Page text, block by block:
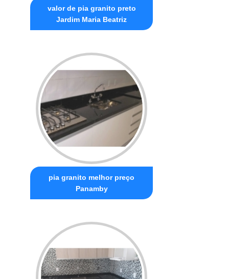
valor de pia granito preto
Jardim Maria Beatriz
pia granito melhor preço
Panamby